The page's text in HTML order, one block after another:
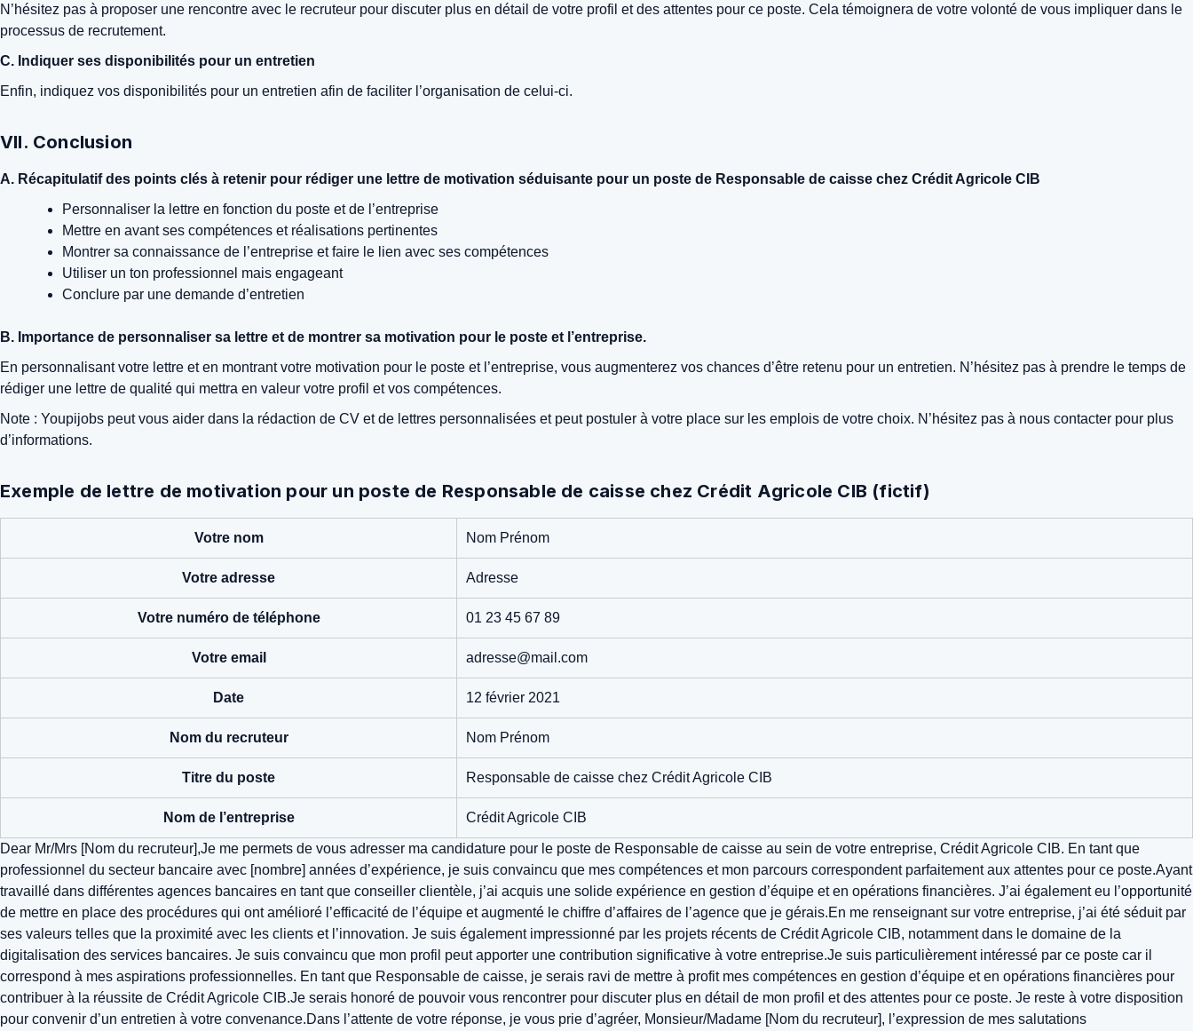
N’hésitez pas à proposer une rencontre avec le recruteur pour discuter plus en détail de votre profil et des attentes pour ce poste. Cela témoignera de votre volonté de vous impliquer dans le
processus de recrutement.
C. Indiquer ses disponibilités pour un entretien
Enfin, indiquez vos disponibilités pour un entretien afin de faciliter l’organisation de celui-ci.
VII. Conclusion
A. Récapitulatif des points clés à retenir pour rédiger une lettre de motivation séduisante pour un poste de Responsable de caisse chez Crédit Agricole CIB
Personnaliser la lettre en fonction du poste et de l’entreprise
Mettre en avant ses compétences et réalisations pertinentes
Montrer sa connaissance de l’entreprise et faire le lien avec ses compétences
Utiliser un ton professionnel mais engageant
Conclure par une demande d’entretien
B. Importance de personnaliser sa lettre et de montrer sa motivation pour le poste et l’entreprise.
En personnalisant votre lettre et en montrant votre motivation pour le poste et l’entreprise, vous augmenterez vos chances d’être retenu pour un entretien. N’hésitez pas à prendre le temps de
rédiger une lettre de qualité qui mettra en valeur votre profil et vos compétences.
Note : Youpijobs peut vous aider dans la rédaction de CV et de lettres personnalisées et peut postuler à votre place sur les emplois de votre choix. N’hésitez pas à nous contacter pour plus
d’informations.
Exemple de lettre de motivation pour un poste de Responsable de caisse chez Crédit Agricole CIB (fictif)
Votre nom Nom Prénom
Votre adresse Adresse
Votre numéro de téléphone 01 23 45 67 89
Votre email adresse@mail.com
Date 12 février 2021
Nom du recruteur Nom Prénom
Titre du poste Responsable de caisse chez Crédit Agricole CIB
Nom de l’entreprise Crédit Agricole CIB
Dear Mr/Mrs [Nom du recruteur],Je me permets de vous adresser ma candidature pour le poste de Responsable de caisse au sein de votre entreprise, Crédit Agricole CIB. En tant que
professionnel du secteur bancaire avec [nombre] années d’expérience, je suis convaincu que mes compétences et mon parcours correspondent parfaitement aux attentes pour ce poste.Ayant
travaillé dans différentes agences bancaires en tant que conseiller clientèle, j’ai acquis une solide expérience en gestion d’équipe et en opérations financières. J’ai également eu l’opportunité
de mettre en place des procédures qui ont amélioré l’efficacité de l’équipe et augmenté le chiffre d’affaires de l’agence que je gérais.En me renseignant sur votre entreprise, j’ai été séduit par
ses valeurs telles que la proximité avec les clients et l’innovation. Je suis également impressionné par les projets récents de Crédit Agricole CIB, notamment dans le domaine de la
digitalisation des services bancaires. Je suis convaincu que mon profil peut apporter une contribution significative à votre entreprise.Je suis particulièrement intéressé par ce poste car il
correspond à mes aspirations professionnelles. En tant que Responsable de caisse, je serais ravi de mettre à profit mes compétences en gestion d’équipe et en opérations financières pour
contribuer à la réussite de Crédit Agricole CIB.Je serais honoré de pouvoir vous rencontrer pour discuter plus en détail de mon profil et des attentes pour ce poste. Je reste à votre disposition
pour convenir d’un entretien à votre convenance.Dans l’attente de votre réponse, je vous prie d’agréer, Monsieur/Madame [Nom du recruteur], l’expression de mes salutations